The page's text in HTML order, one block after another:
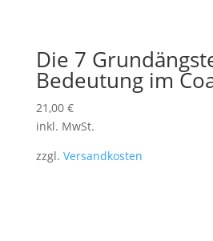
Die 7
Bedeutung im
21,00 €
inkl. MwSt.
zzgl. Versandkosten